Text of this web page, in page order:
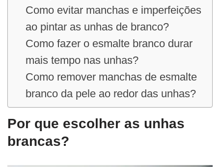
Como evitar manchas e imperfeições
ao pintar as unhas de branco?
Como fazer o esmalte branco durar
mais tempo nas unhas?
Como remover manchas de esmalte
branco da pele ao redor das unhas?
Por que escolher as unhas
brancas?